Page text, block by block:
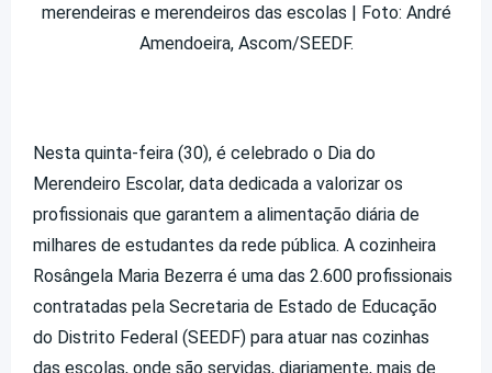
merendeiras e merendeiros das escolas | Foto: André
Amendoeira, Ascom/SEEDF.
Nesta quinta-feira (30), é celebrado o Dia do
Merendeiro Escolar, data dedicada a valorizar os
profissionais que garantem a alimentação diária de
milhares de estudantes da rede pública. A cozinheira
Rosângela Maria Bezerra é uma das 2.600 profissionais
contratadas pela Secretaria de Estado de Educação
do Distrito Federal (SEEDF) para atuar nas cozinhas
das escolas, onde são servidas, diariamente, mais de